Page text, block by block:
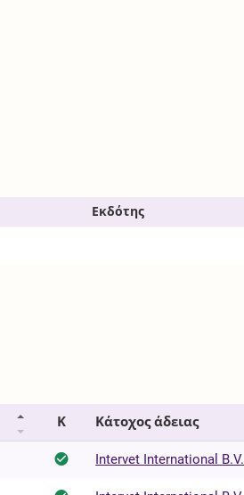
Εκδότης
Κ Κάτοχος άδειας
Intervet International B.V.